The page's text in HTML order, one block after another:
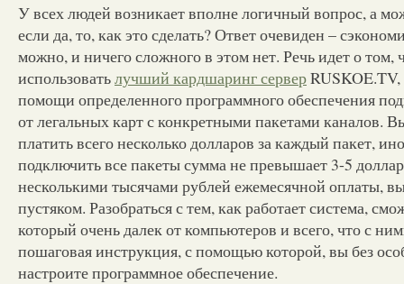
У всех людей возникает вполне логичный вопрос, а
если да, то, как это сделать? Ответ очевиден –
можно, и ничего сложного в этом нет. Речь идет о том,
использоватьлучший кардшаринг сервер
помощи определенного программного обеспечения
от легальных карт с конкретными пакетами каналов.
платить всего несколько долларов за каждый пакет,
подключить все пакеты сумма не превышает 3-5
несколькими тысячами рублей ежемесячной оплаты,
пустяком. Разобраться с тем, как работает система,
который очень далек от компьютеров и всего, что с
пошаговая инструкция, с помощью которой, вы без
настроите программное обеспечение.